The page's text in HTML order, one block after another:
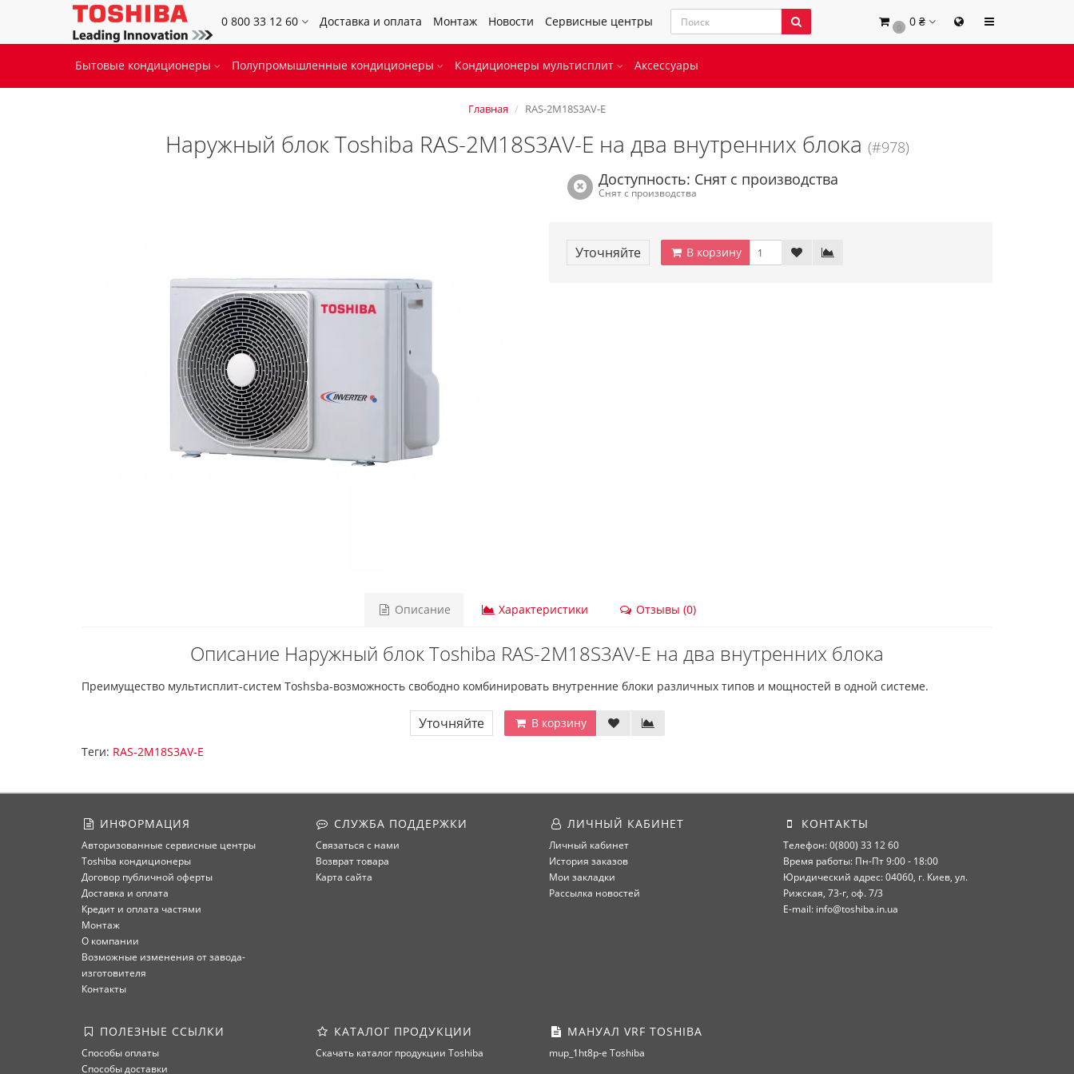
0 800 33 12 60 Доставка и оплата Монтаж Новости Сервисные центры 0 ₴
Бытовые кондиционеры Полупромышленные кондиционеры Кондиционеры мультисплит Аксессуары
Главная RAS-2M18S3AV-E
Наружный блок Toshiba RAS-2M18S3AV-E на два внутренних блока (#978)
Доступность: Снят с производства
Снят с производства
Уточняйте В корзину
Описание Характеристики Отзывы (0)
Описание Наружный блок Toshiba RAS-2M18S3AV-E на два внутренних блока
Преимущество мультисплит-систем Toshsba-возможность свободно комбинировать внутренние блоки различных типов и мощностей в одной системе.
Уточняйте
В корзину
Теги: RAS-2M18S3AV-E
ИНФОРМАЦИЯ
Авторизованные сервисные центры
Toshiba кондиционеры
Договор публичной оферты
Доставка и оплата
Кредит и оплата частями
Монтаж
О компании
Возможные изменения от завода-
изготовителя
Контакты
СЛУЖБА ПОДДЕРЖКИ
Связаться с нами
Возврат товара
Карта сайта
ЛИЧНЫЙ КАБИНЕТ
Личный кабинет
История заказов
Мои закладки
Рассылка новостей
КОНТАКТЫ
Телефон: 0(800) 33 12 60
Время работы: Пн-Пт 9:00 - 18:00
Юридический адрес: 04060, г. Киев, ул.
Рижская, 73-г, оф. 7/3
E-mail: info@toshiba.in.ua
ПОЛЕЗНЫЕ ССЫЛКИ
Способы оплаты
Способы доставки
КАТАЛОГ ПРОДУКЦИИ
Скачать каталог продукции Toshiba
МАНУАЛ VRF TOSHIBA
mup_1ht8p-e Toshiba